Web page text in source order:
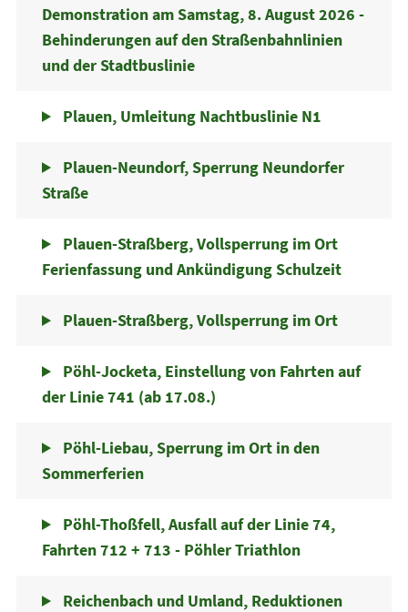
Demonstration am Samstag, 8. August 2026 -
Behinderungen auf den Straßenbahnlinien
und der Stadtbuslinie
Plauen, Umleitung Nachtbuslinie N1
Plauen-Neundorf, Sperrung Neundorfer
Straße
Plauen-Straßberg, Vollsperrung im Ort
Ferienfassung und Ankündigung Schulzeit
Plauen-Straßberg, Vollsperrung im Ort
Pöhl-Jocketa, Einstellung von Fahrten auf
der Linie 741 (ab 17.08.)
Pöhl-Liebau, Sperrung im Ort in den
Sommerferien
Pöhl-Thoßfell, Ausfall auf der Linie 74,
Fahrten 712 + 713 - Pöhler Triathlon
Reichenbach und Umland, Reduktionen